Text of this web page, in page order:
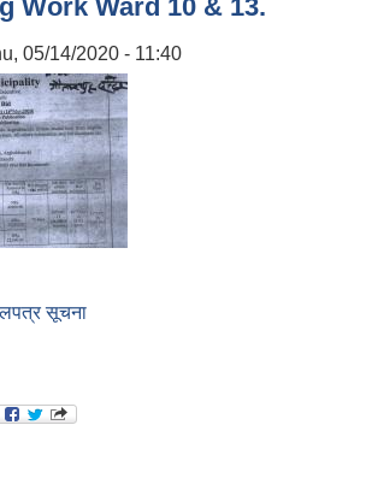
Work Ward 10 & 13.
05/14/2020 - 11:40
सूचना